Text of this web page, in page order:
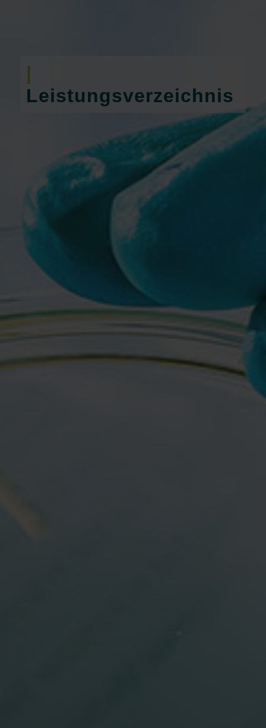
|
Leistungsverzeichnis